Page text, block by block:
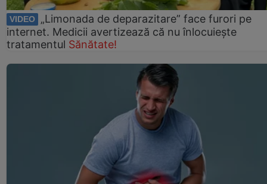
VIDEO
„Limonada de deparazitare” face furori pe
internet. Medicii avertizează că nu înlocuiește
tratamentul Sănătate!